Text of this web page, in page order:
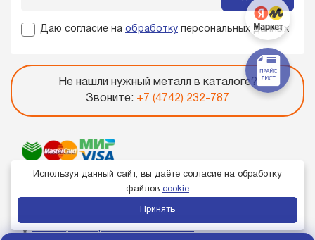
Даю согласие на обработку персональных данных
Не нашли нужный металл в каталоге?
Звоните: +7 (4742) 232-787
Используя данный сайт, вы даёте согласие на обработку
файлов cookie
Принять